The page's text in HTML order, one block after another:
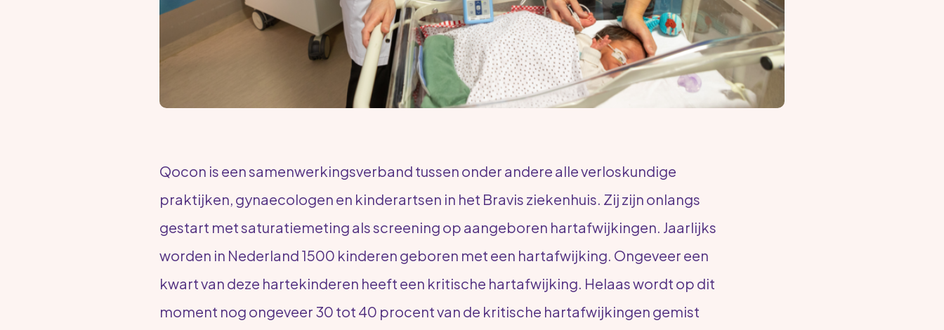
Qocon is een samenwerkingsverband tussen onder andere alle verloskundige
praktijken, gynaecologen en kinderartsen in het Bravis ziekenhuis. Zij zijn onlangs
gestart met saturatiemeting als screening op aangeboren hartafwijkingen. Jaarlijks
worden in Nederland 1500 kinderen geboren met een hartafwijking. Ongeveer een
kwart van deze hartekinderen heeft een kritische hartafwijking. Helaas wordt op dit
moment nog ongeveer 30 tot 40 procent van de kritische hartafwijkingen gemist